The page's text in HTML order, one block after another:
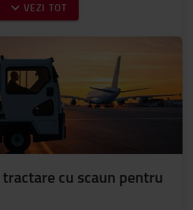
VEZI TOT
cu scaun pentru